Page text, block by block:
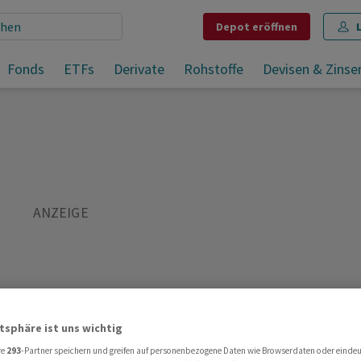
Depot eröffnen
Fonds ETFs Derivate Rohstoffe Devisen &
Schiedsgericht bestätigt Busse gegen Blackstone Resources
Teilen Merken Drucken Kommentare
ist uns wichtig
293-Partner speichern und greifen auf personenbezogene Daten wie Browserdaten oder